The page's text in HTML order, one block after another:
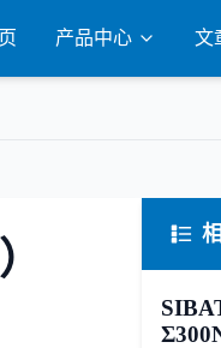
产品中心 文